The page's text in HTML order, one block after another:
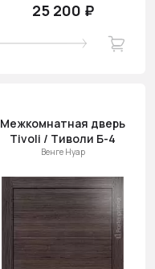
25 200 ₽
Межкомнатная дверь
Tivoli / Тиволи Б-4
Венге Нуар